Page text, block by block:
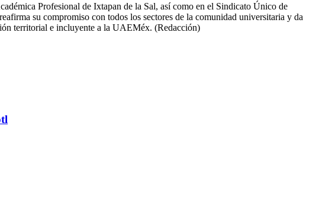
Profesional de Ixtapan de la Sal, así como en el Sindicato Único de
su compromiso con todos los sectores de la comunidad universitaria y da
territorial e incluyente a la UAEMéx. (Redacción)